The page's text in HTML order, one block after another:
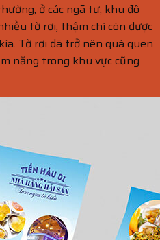
ở các ngã tư, khu đô
tờ rơi, thậm chí còn được
Tờ rơi đã trở nên quá quen
năng trong khu vực cũng